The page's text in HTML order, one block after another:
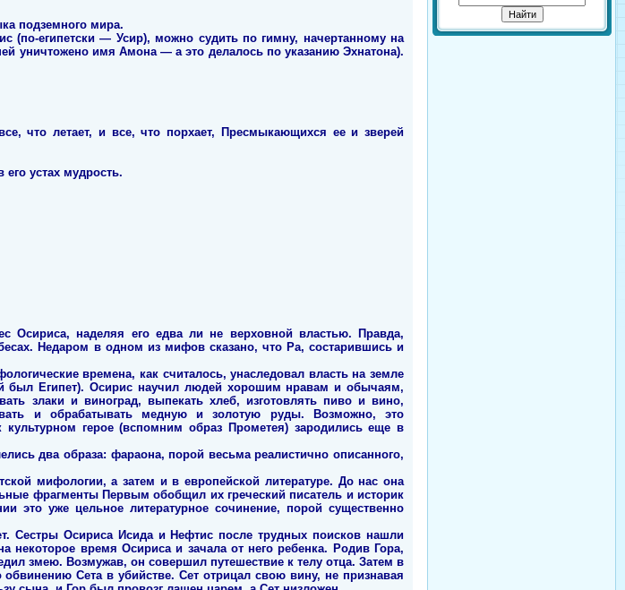
подземного мира.
(по-египетски — Усир), можно судить по гимну, начертанному на
уничтожено имя Амона — а это делалось по указанию Эхнатона).
что летает, и все, что порхает, Пресмыкающихся ее и зверей
устах мудрость.
Осириса, наделяя его едва ли не верховной властью. Правда,
Недаром в одном из мифов сказано, что Ра, состарившись и
времена, как считалось, унаследовал власть на земле
был Египет). Осирис научил людей хорошим нравам и обычаям,
злаки и виноград, выпекать хлеб, изготовлять пиво и вино,
и обрабатывать медную и золотую руды. Возможно, это
герое (вспомним образ Прометея) зародились еще в
два образа: фараона, порой весьма реалистично описанного,
мифологии, а затем и в европейской литературе. До нас она
фрагменты Первым обобщил их греческий писатель и историк
это уже цельное литературное сочинение, порой существенно
Сестры Осириса Исида и Нефтис после трудных поисков нашли
некоторое время Осириса и зачала от него ребенка. Родив Гора,
змею. Возмужав, он совершил путешествие к телу отца. Затем в
Сета в убийстве. Сет отрицал свою вину, не признавая